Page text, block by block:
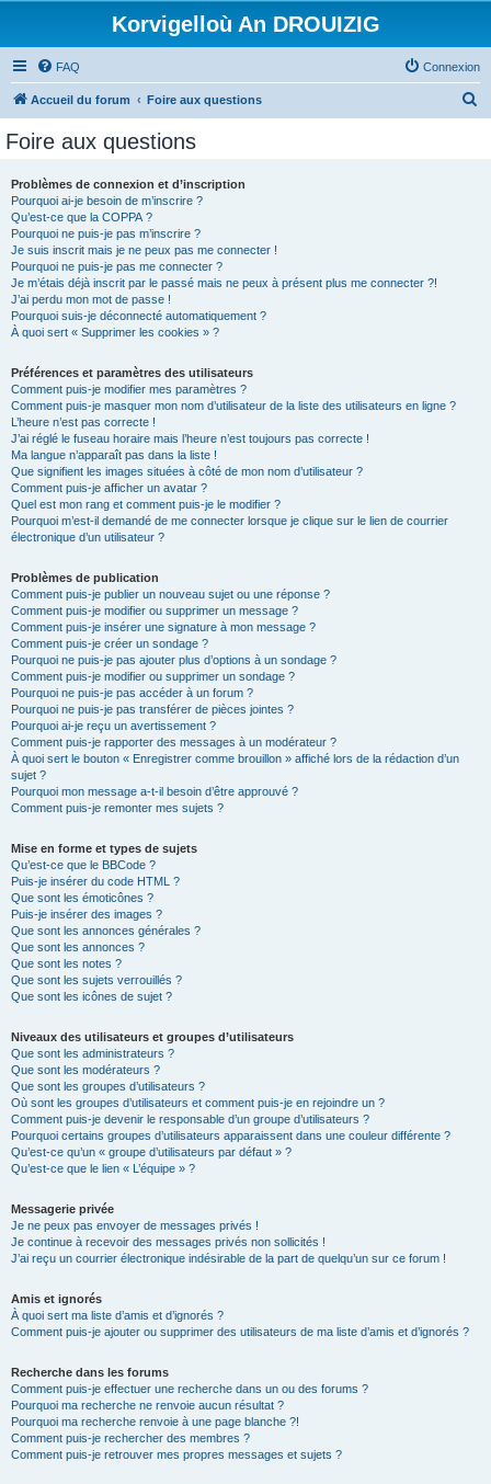
Korvigelloù An DROUIZIG
FAQ Connexion
Accueil du forum Foire aux questions
Foire aux questions
Problèmes de connexion et d’inscription
Pourquoi ai-je besoin de m’inscrire ?
Qu’est-ce que la COPPA ?
Pourquoi ne puis-je pas m’inscrire ?
Je suis inscrit mais je ne peux pas me connecter !
Pourquoi ne puis-je pas me connecter ?
Je m’étais déjà inscrit par le passé mais ne peux à présent plus me connecter ?!
J’ai perdu mon mot de passe !
Pourquoi suis-je déconnecté automatiquement ?
À quoi sert « Supprimer les cookies » ?
Préférences et paramètres des utilisateurs
Comment puis-je modifier mes paramètres ?
Comment puis-je masquer mon nom d’utilisateur de la liste des utilisateurs en ligne ?
L’heure n’est pas correcte !
J’ai réglé le fuseau horaire mais l’heure n’est toujours pas correcte !
Ma langue n’apparaît pas dans la liste !
Que signifient les images situées à côté de mon nom d’utilisateur ?
Comment puis-je afficher un avatar ?
Quel est mon rang et comment puis-je le modifier ?
Pourquoi m’est-il demandé de me connecter lorsque je clique sur le lien de courrier
électronique d’un utilisateur ?
Problèmes de publication
Comment puis-je publier un nouveau sujet ou une réponse ?
Comment puis-je modifier ou supprimer un message ?
Comment puis-je insérer une signature à mon message ?
Comment puis-je créer un sondage ?
Pourquoi ne puis-je pas ajouter plus d’options à un sondage ?
Comment puis-je modifier ou supprimer un sondage ?
Pourquoi ne puis-je pas accéder à un forum ?
Pourquoi ne puis-je pas transférer de pièces jointes ?
Pourquoi ai-je reçu un avertissement ?
Comment puis-je rapporter des messages à un modérateur ?
À quoi sert le bouton « Enregistrer comme brouillon » affiché lors de la rédaction d’un
sujet ?
Pourquoi mon message a-t-il besoin d’être approuvé ?
Comment puis-je remonter mes sujets ?
Mise en forme et types de sujets
Qu’est-ce que le BBCode ?
Puis-je insérer du code HTML ?
Que sont les émoticônes ?
Puis-je insérer des images ?
Que sont les annonces générales ?
Que sont les annonces ?
Que sont les notes ?
Que sont les sujets verrouillés ?
Que sont les icônes de sujet ?
Niveaux des utilisateurs et groupes d’utilisateurs
Que sont les administrateurs ?
Que sont les modérateurs ?
Que sont les groupes d’utilisateurs ?
Où sont les groupes d’utilisateurs et comment puis-je en rejoindre un ?
Comment puis-je devenir le responsable d’un groupe d’utilisateurs ?
Pourquoi certains groupes d’utilisateurs apparaissent dans une couleur différente ?
Qu’est-ce qu’un « groupe d’utilisateurs par défaut » ?
Qu’est-ce que le lien « L’équipe » ?
Messagerie privée
Je ne peux pas envoyer de messages privés !
Je continue à recevoir des messages privés non sollicités !
J’ai reçu un courrier électronique indésirable de la part de quelqu’un sur ce forum !
Amis et ignorés
À quoi sert ma liste d’amis et d’ignorés ?
Comment puis-je ajouter ou supprimer des utilisateurs de ma liste d’amis et d’ignorés ?
Recherche dans les forums
Comment puis-je effectuer une recherche dans un ou des forums ?
Pourquoi ma recherche ne renvoie aucun résultat ?
Pourquoi ma recherche renvoie à une page blanche ?!
Comment puis-je rechercher des membres ?
Comment puis-je retrouver mes propres messages et sujets ?